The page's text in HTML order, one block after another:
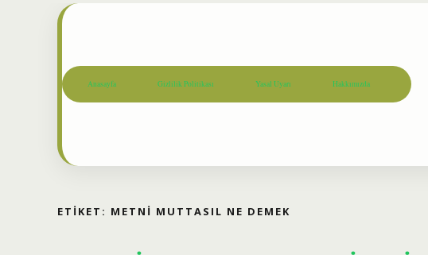
Anasayfa Gizlilik Politikası Yasal Uyarı Hakkımızda
ETIKET: METNI MUTTASIL NE DEMEK